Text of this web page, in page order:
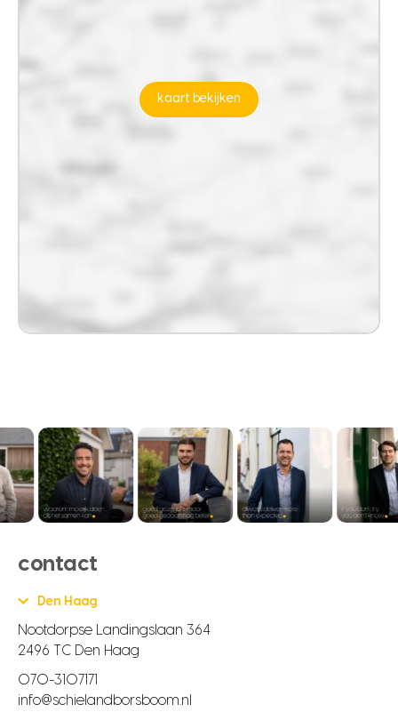
kaart bekijken
contact
Den Haag
Nootdorpse Landingslaan 364
2496 TC Den Haag
070-3107171
info@schielandborsboom.nl